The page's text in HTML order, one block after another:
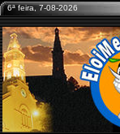
6ª feira, 7-08-2026